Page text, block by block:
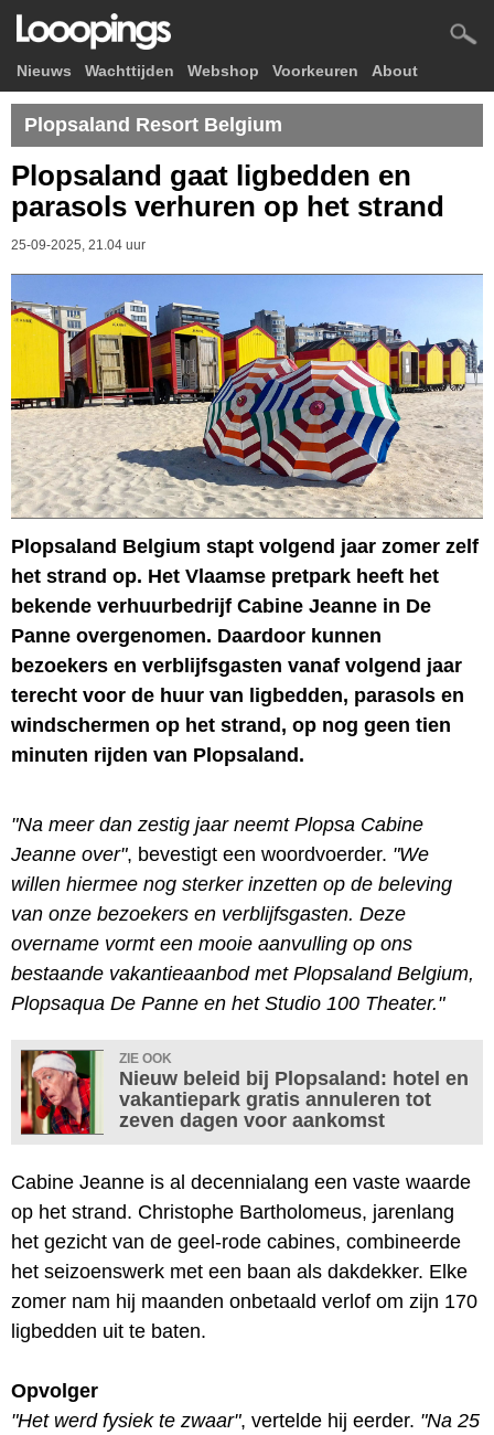
Nieuws Wachttijden Webshop Voorkeuren About
Plopsaland Resort Belgium
Plopsaland gaat ligbedden en
parasols verhuren op het strand
25-09-2025, 21.04 uur
Plopsaland Belgium stapt volgend jaar zomer zelf
het strand op. Het Vlaamse pretpark heeft het
bekende verhuurbedrijf Cabine Jeanne in De
Panne overgenomen. Daardoor kunnen
bezoekers en verblijfsgasten vanaf volgend jaar
terecht voor de huur van ligbedden, parasols en
windschermen op het strand, op nog geen tien
minuten rijden van Plopsaland.
"Na meer dan zestig jaar neemt Plopsa Cabine
Jeanne over", bevestigt een woordvoerder. "We
willen hiermee nog sterker inzetten op de beleving
van onze bezoekers en verblijfsgasten. Deze
overname vormt een mooie aanvulling op ons
bestaande vakantieaanbod met Plopsaland Belgium,
Plopsaqua De Panne en het Studio 100 Theater."
ZIE OOK
Nieuw beleid bij Plopsaland: hotel en
vakantiepark gratis annuleren tot
zeven dagen voor aankomst
Cabine Jeanne is al decennialang een vaste waarde
op het strand. Christophe Bartholomeus, jarenlang
het gezicht van de geel-rode cabines, combineerde
het seizoenswerk met een baan als dakdekker. Elke
zomer nam hij maanden onbetaald verlof om zijn 170
ligbedden uit te baten.
Opvolger
"Het werd fysiek te zwaar", vertelde hij eerder. "Na 25